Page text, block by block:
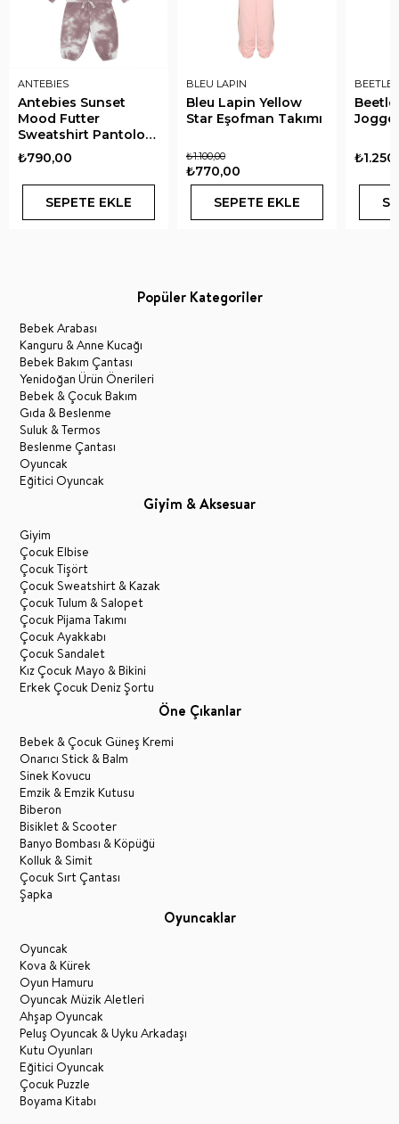
ANTEBIES
Antebies Sunset
Mood Futter
Sweatshirt Pantolon
Takım
₺790,00
SEPETE EKLE
BLEU LAPIN
Bleu Lapin Yellow
Star Eşofman Takımı
₺770,00
₺1.100,00
SEPETE EKLE
BEETLE
Beetle
Popüler Kategoriler
Bebek Arabası
Kanguru & Anne Kucağı
Bebek Bakım Çantası
Yenidoğan Ürün Önerileri
Bebek & Çocuk Bakım
Gıda & Beslenme
Suluk & Termos
Beslenme Çantası
Oyuncak
Eğitici Oyuncak
Giyim & Aksesuar
Giyim
Çocuk Elbise
Çocuk Tişört
Çocuk Sweatshirt & Kazak
Çocuk Tulum & Salopet
Çocuk Pijama Takımı
Çocuk Ayakkabı
Çocuk Sandalet
Kız Çocuk Mayo & Bikini
Erkek Çocuk Deniz Şortu
Öne Çıkanlar
Bebek & Çocuk Güneş Kremi
Onarıcı Stick & Balm
Sinek Kovucu
Emzik & Emzik Kutusu
Biberon
Bisiklet & Scooter
Banyo Bombası & Köpüğü
Kolluk & Simit
Çocuk Sırt Çantası
Şapka
Oyuncaklar
Oyuncak
Kova & Kürek
Oyun Hamuru
Oyuncak Müzik Aletleri
Ahşap Oyuncak
Peluş Oyuncak & Uyku Arkadaşı
Kutu Oyunları
Eğitici Oyuncak
Çocuk Puzzle
Boyama Kitabı